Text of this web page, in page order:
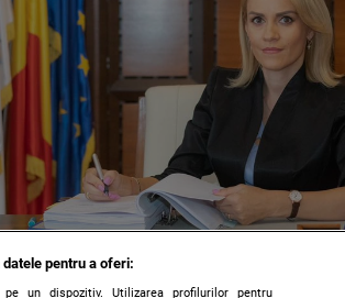
pentru a oferi:
un dispozitiv. Utilizarea profilurilor pentru